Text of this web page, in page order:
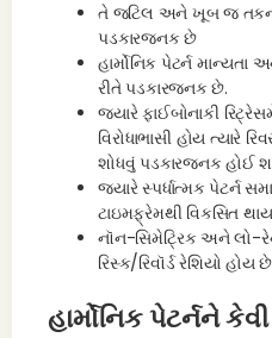
તે જટિલ અને ખૂબ જ
પડકારજનક છે
હાર્મોનિક પેટર્ન
રીતે પડકારજનક છે.
જ્યારે ફાઈબોનાકી
વિરોધાભાસી હોય ત્યારે
શોધવું પડકારજનક હોઈ
જ્યારે સ્પર્ધાત્મક પેટર્ન
ટાઇમફ્રેમથી વિકસિત
નૉન-સિમેટ્રિક અને લો-
રિસ્ક/રિવૉર્ડ રેશિયો હોય
હાર્મોનિક પેટર્નને